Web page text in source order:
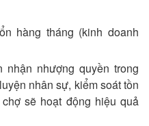
hàng tháng (kinh doanh
nhận nhượng quyền trong
nhân sự, kiểm soát tồn
sẽ hoạt động hiệu quả